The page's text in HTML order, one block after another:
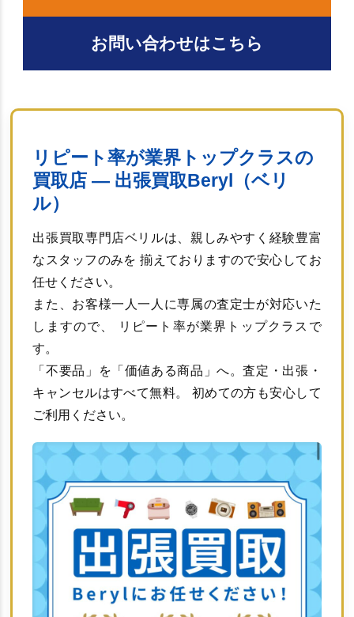
お問い合わせはこちら
リピート率が業界トップクラスの
買取店 ― 出張買取Beryl（ベリ
ル）
出張買取専門店ベリルは、親しみやすく経験豊富
なスタッフのみを 揃えておりますので安心してお
任せください。
また、お客様一人一人に専属の査定士が対応いた
しますので、 リピート率が業界トップクラスで
す。
「不要品」を「価値ある商品」へ。査定・出張・
キャンセルはすべて無料。 初めての方も安心して
ご利用ください。